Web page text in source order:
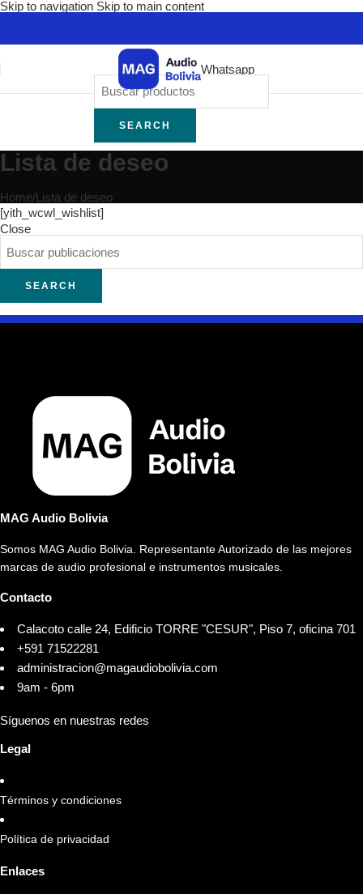
Skip to navigation Skip to main content
Whatsapp
SEARCH
Lista de deseo
Home/Lista de deseo
[yith_wcwl_wishlist]
Close
SEARCH
MAG Audio Bolivia
Somos MAG Audio Bolivia. Representante Autorizado de las mejores
marcas de audio profesional e instrumentos musicales.
Contacto
Calacoto calle 24, Edificio TORRE "CESUR", Piso 7, oficina 701
+591 71522281
administracion@magaudiobolivia.com
9am - 6pm
Síguenos en nuestras redes
Legal
Términos y condiciones
Política de privacidad
Enlaces